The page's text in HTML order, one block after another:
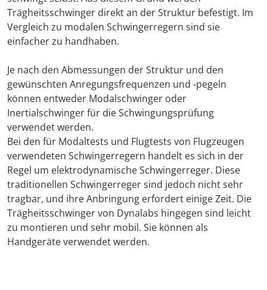
Trägheitsschwinger direkt an der Struktur befestigt. Im
Vergleich zu modalen Schwingerregern sind sie
einfacher zu handhaben.
Je nach den Abmessungen der Struktur und den
gewünschten Anregungsfrequenzen und -pegeln
können entweder Modalschwinger oder
Inertialschwinger für die Schwingungsprüfung
verwendet werden.
Bei den für Modaltests und Flugtests von Flugzeugen
verwendeten Schwingerregern handelt es sich in der
Regel um elektrodynamische Schwingerreger. Diese
traditionellen Schwingerreger sind jedoch nicht sehr
tragbar, und ihre Anbringung erfordert einige Zeit. Die
Trägheitsschwinger von Dynalabs hingegen sind leicht
zu montieren und sehr mobil. Sie können als
Handgeräte verwendet werden.
Media
Download
Travel +
Contact